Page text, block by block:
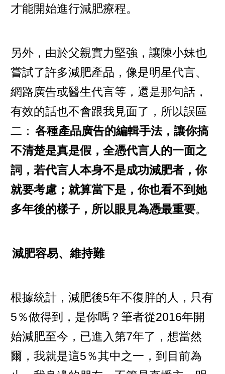
才能開始進行減肥療程。
另外，由於父親實力堅強，讓陳小妹也
嘗試了許多減肥產品，像是明星代言、
網路廣告或醫生代言等，還是那句話，
有效的話也不會跟我見面了，所以誤區
二： 各種產品廣告的編輯手法，讓你搞
不清楚是真是假，全憑代言人的一面之
詞，若代言人本身不是成功減肥者，你
就要考慮；就算當下是，你也看不到她
多年後的樣子，所以眼見為憑最重要。
減肥容易、維持難
根據統計，減肥後5年不復胖的人，只有
5％做得到，是你嗎？筆者從2016年開
始減肥至今，已進入第7年了，想當然
爾，我就是這5％其中之一，到目前為